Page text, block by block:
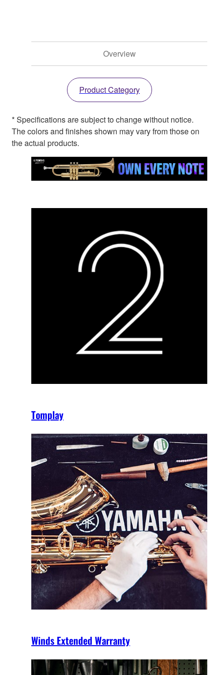
Overview
Product Category
* Specifications are subject to change without notice.
The colors and finishes shown may vary from those on
the actual products.
Tomplay
Winds Extended Warranty